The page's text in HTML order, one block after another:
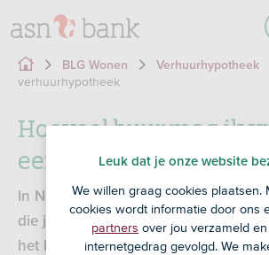
BLG Wonen Verhuurhypotheek
verhuurhypotheek
Hoeveel huur mag ik
een
In Nederland zijn er afspraken
die je mag vragen voor een woning.
het belangrijk dat huurwoningen in
Leuk dat je onze website
We willen graag cookies plaatsen.
cookies wordt informatie door ons
partners over jou verzameld
internetgedrag gevolgd. We